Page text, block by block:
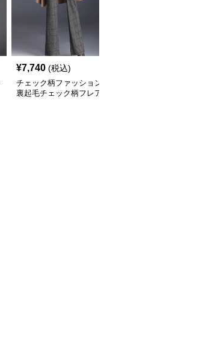
¥7,740 (税込)
チェック柄ファッション
裏起毛チェック柄フレア